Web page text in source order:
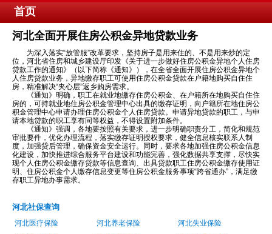
首页
河北全面开展住房公积金异地贷款业务
为深入落实“放管服”改革要求，坚持房子是用来住的、不是用来炒的定
位，河北省住房和城乡建设厅印发《关于进一步做好住房公积金异地个人住房
贷款工作的通知》（以下简称《通知》），在全省全面开展住房公积金异地个
人住房贷款业务，异地缴存职工可使用住房公积金贷款在户籍地购买自住住
房，精准解决“夹心层”返乡购房需求。
《通知》明确，职工在就业地缴存住房公积金、在户籍所在地购买自住住
房的，可持就业地住房公积金管理中心出具的缴存证明，向户籍所在地住房公
积金管理中心申请办理住房公积金个人住房贷款。申请异地贷款的职工，与申
请本地贷款的职工享有同等权益，不得设置附加条件。
《通知》强调，各地要按照有关要求，进一步明确职责分工，简化和规范
审批要件，优化办理流程，落实缴存证明授权要求，健全信息核实联系人制
度，加强贷后管理，确保资金安全运行。同时，要求各地加强住房公积金信息
化建设，加快推进综合服务平台建设和功能完善，强化数据共享支撑，尽快实
现个人住房公积金缴存贷款等信息查询、出具贷款职工住房公积金缴存使用证
明、住房公积金个人缴存信息变更等住房公积金服务事项“跨省通办”，满足缴
存职工异地办事需求。
河北社保查询
河北医疗保险 河北养老保险
河北失业保险